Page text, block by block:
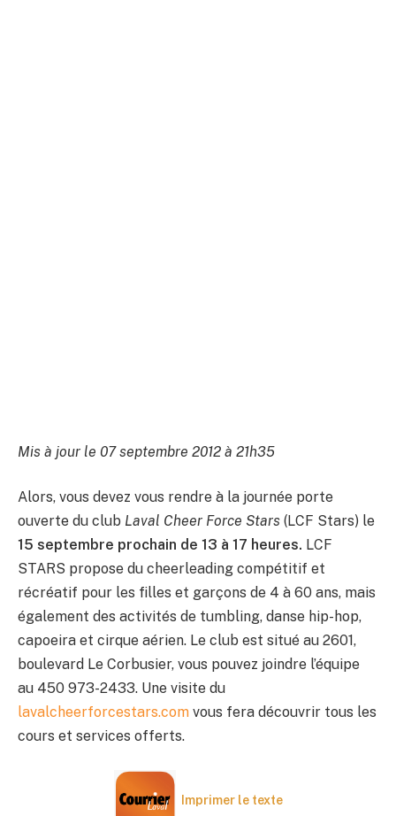
Mis à jour le 07 septembre 2012 à 21h35
Alors, vous devez vous rendre à la journée porte
ouverte du club Laval Cheer Force Stars (LCF Stars) le
15 septembre prochain de 13 à 17 heures. LCF
STARS propose du cheerleading compétitif et
récréatif pour les filles et garçons de 4 à 60 ans, mais
également des activités de tumbling, danse hip-hop,
capoeira et cirque aérien. Le club est situé au 2601,
boulevard Le Corbusier, vous pouvez joindre l’équipe
au 450 973-2433. Une visite du
lavalcheerforcestars.com vous fera découvrir tous les
cours et services offerts.
Imprimer le texte